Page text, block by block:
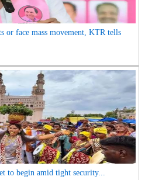
or face mass movement, KTR tells
to begin amid tight security...